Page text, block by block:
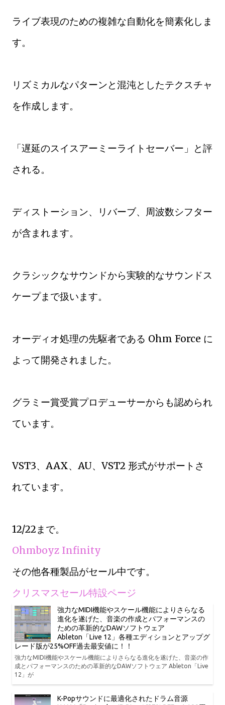
ライブ表現のための複雑な自動化を簡素化しま
す。
リズミカルなパターンと混沌としたテクスチャ
を作成します。
「遅延のスイスアーミーライトセーバー」と評
される。
ディストーション、リバーブ、周波数シフター
が含まれます。
クラシックなサウンドから実験的なサウンドス
ケープまで扱います。
オーディオ処理の先駆者である Ohm Force に
よって開発されました。
グラミー賞受賞プロデューサーからも認められ
ています。
VST3、AAX、AU、VST2 形式がサポートさ
れています。
12/22まで。
Ohmboyz Infinity
その他各種製品がセール中です。
クリスマスセール特設ページ
強力なMIDI機能やスケール機能によりさらなる
進化を遂げた、音楽の作成とパフォーマンスの
ための革新的なDAWソフトウェア
Ableton「Live 12」各種エディションとアップグ
レード版が25%OFF過去最安値に！！
強力なMIDI機能やスケール機能によりさらなる進化を遂げた、音楽の作
成とパフォーマンスのための革新的なDAWソフトウェア Ableton「Live
12」が
K-Popサウンドに最適化されたドラム音源